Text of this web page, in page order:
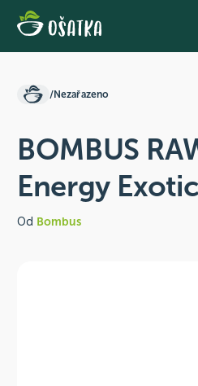
/Nezařazeno
BOMBUS
Energy
Od Bombus